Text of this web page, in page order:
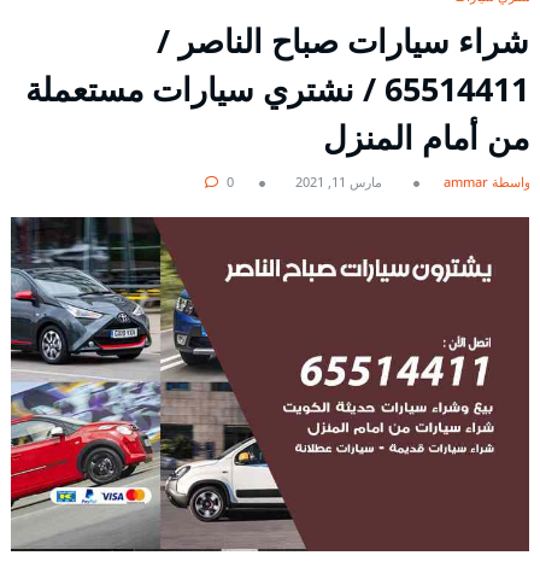
شراء سيارات صباح الناصر /
65514411 / نشتري سيارات مستعملة
من أمام المنزل
بواسطة ammar مارس 11, 2021 0